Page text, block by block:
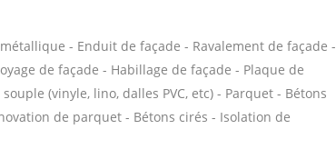
- Enduit de façade - Ravalement de façade -
de façade - Habillage de façade - Plaque de
(vinyle, lino, dalles PVC, etc) - Parquet - Bétons
de parquet - Bétons cirés - Isolation de